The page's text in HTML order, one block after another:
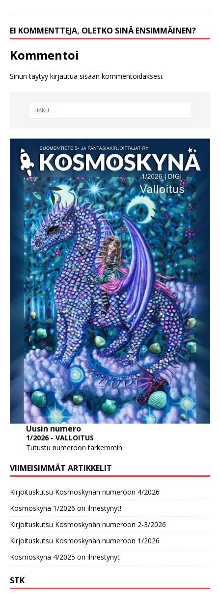
EI KOMMENTTEJA, OLETKO SINÄ ENSIMMÄINEN?
Kommentoi
Sinun täytyy kirjautua sisään kommentoidaksesi.
Uusin numero
1/2026 - VALLOITUS
Tutustu numeroon tarkemmin
VIIMEISIMMÄT ARTIKKELIT
Kirjoituskutsu Kosmoskynän numeroon 4/2026
Kosmoskynä 1/2026 on ilmestynyt!
Kirjoituskutsu Kosmoskynän numeroon 2-3/2026
Kirjoituskutsu Kosmoskynän numeroon 1/2026
Kosmoskynä 4/2025 on ilmestynyt
STK